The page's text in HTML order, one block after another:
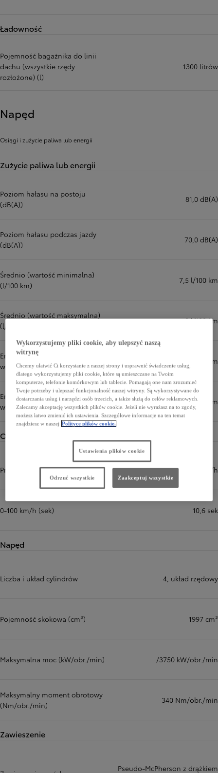
Ładowność
Pojemność bagażnika do linii
dachu (wszystkie rzędy
rozłożone) (l)
1300 litrów
Napęd
Osiągi i zużycie paliwa lub energii
Zużycie paliwa lub energii
Poziom hałasu na postoju
(dB(A))
81,0 dB(A)
Poziom hałasu podczas jazdy
(dB(A))
70,0 dB(A)
Średnio (wartość minimalna)
(l/100 km)
7,5 l/100 km
Średnio (wartość maksymalna)
(l/100 km)
8 l/100 km
Emisja CO₂ (cykl mieszany,
wartość minimalna) (g/km)
198 g/km
Emisja CO₂ (cykl mieszany,
wartość maksymalna) (g/km)
210 g/km
Osiągi
Prędkość maksymalna (km/h) 180 km/h
0-100 km/h (sek) 10,6 sek
Napęd
Liczba i układ cylindrów 4, układ rzędowy
Pojemność skokowa (cm³) 1997 cm³
Maksymalna moc (kW/obr./min) /3750 kW/obr./min
Maksymalny moment obrotowy
(Nm/obr./min)
340 Nm/obr./min
Zawieszenie
Pseudo-McPherson z drążkiem
Wykorzystujemy pliki cookie, aby ulepszyć naszą
witrynę
Chcemy ułatwić Ci korzystanie z naszej strony i usprawnić świadczenie usług,
dlatego wykorzystujemy pliki cookie, które są umieszczane na Twoim
komputerze, telefonie komórkowym lub tablecie. Pomagają one nam zrozumieć
Twoje potrzeby i ulepszać funkcjonalność naszej witryny. Są wykorzystywane do
dostarczania usług i narzędzi osób trzecich, a także służą do celów reklamowych.
Zalecamy akceptację wszystkich plików cookie. Jeżeli nie wyrażasz na to zgody,
możesz łatwo zmienić ich ustawienia. Szczegółowe informacje na ten temat
znajdziesz w naszej Polityce plików cookie.
Ustawienia plików cookie
Odrzuć wszystkie Zaakceptuj wszystkie